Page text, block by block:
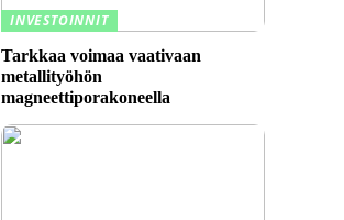
INVESTOINNIT
Tarkkaa voimaa vaativaan
metallityöhön
magneettiporakoneella